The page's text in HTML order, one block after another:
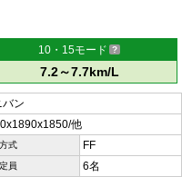
10・15モード
7.2～7.7km/L
バン
他
式 FF
員
6名